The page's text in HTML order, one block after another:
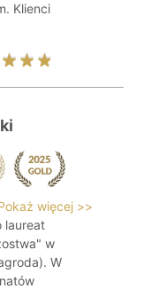
Klienci
więcej >>
laureat
w
W